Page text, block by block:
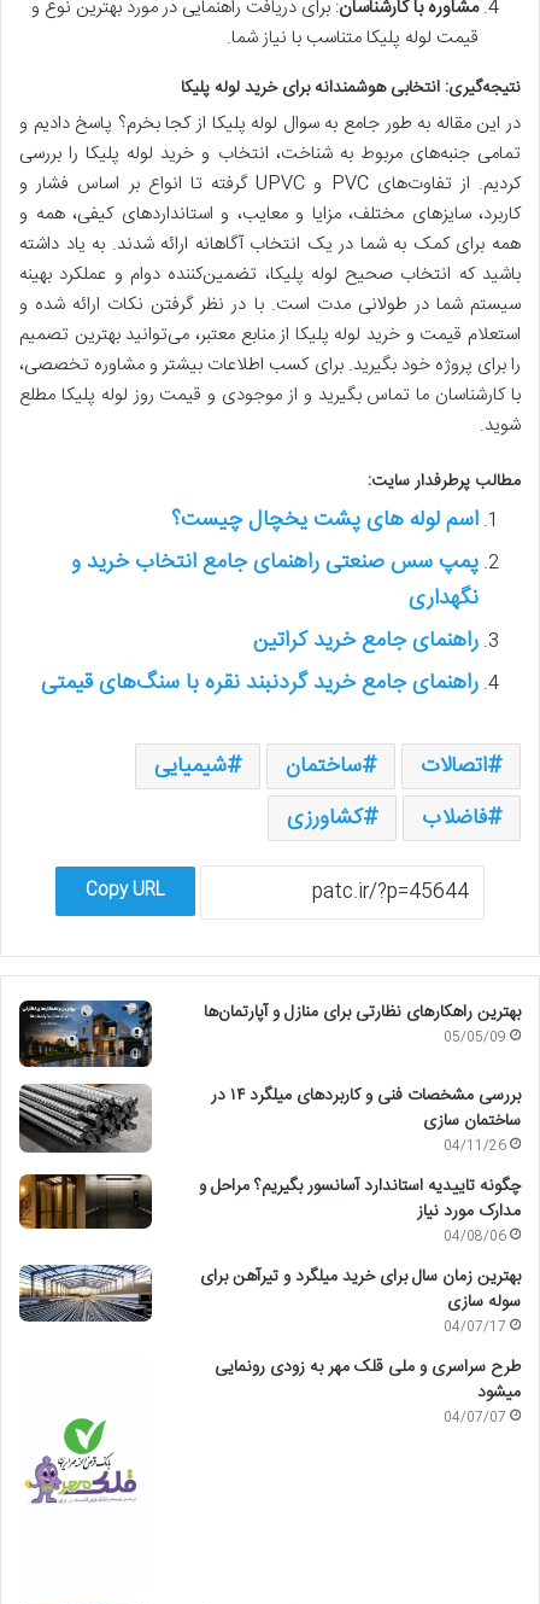
مشاوره با کارشناسان: برای دریافت راهنمایی در مورد بهترین نوع و
قیمت لوله پلیکا متناسب با نیاز شما.
نتیجه‌گیری: انتخابی هوشمندانه برای خرید لوله پلیکا
در این مقاله به طور جامع به سوال لوله پلیکا از کجا بخرم؟ پاسخ دادیم و
تمامی جنبه‌های مربوط به شناخت، انتخاب و خرید لوله پلیکا را بررسی
کردیم. از تفاوت‌های PVC و UPVC گرفته تا انواع بر اساس فشار و
کاربرد، سایزهای مختلف، مزایا و معایب، و استانداردهای کیفی، همه و
همه برای کمک به شما در یک انتخاب آگاهانه ارائه شدند. به یاد داشته
باشید که انتخاب صحیح لوله پلیکا، تضمین‌کننده دوام و عملکرد بهینه
سیستم شما در طولانی مدت است. با در نظر گرفتن نکات ارائه شده و
استعلام قیمت و خرید لوله پلیکا از منابع معتبر، می‌توانید بهترین تصمیم
را برای پروژه خود بگیرید. برای کسب اطلاعات بیشتر و مشاوره تخصصی،
با کارشناسان ما تماس بگیرید و از موجودی و قیمت روز لوله پلیکا مطلع
شوید.
مطالب پرطرفدار سایت:
اسم لوله های پشت یخچال چیست؟
پمپ سس صنعتی راهنمای جامع انتخاب خرید و
نگهداری
راهنمای جامع خرید کراتین
راهنمای جامع خرید گردنبند نقره با سنگ‌های قیمتی
اتصالات ساختمان
شیمیایی
فاضلاب
کشاورزی
Copy URL
بهترین راهکارهای نظارتی برای منازل و آپارتمان‌ها
05/05/09
بررسی مشخصات فنی و کاربردهای میلگرد ۱۴ در
ساختمان سازی
04/11/26
چگونه تاییدیه استاندارد آسانسور بگیریم؟ مراحل و
مدارک مورد نیاز
04/08/06
بهترین زمان سال برای خرید میلگرد و تیرآهن برای
سوله سازی
04/07/17
طرح سراسری و ملی قلک مهر به زودی رونمایی
میشود
04/07/07